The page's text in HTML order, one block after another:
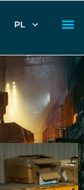
PL